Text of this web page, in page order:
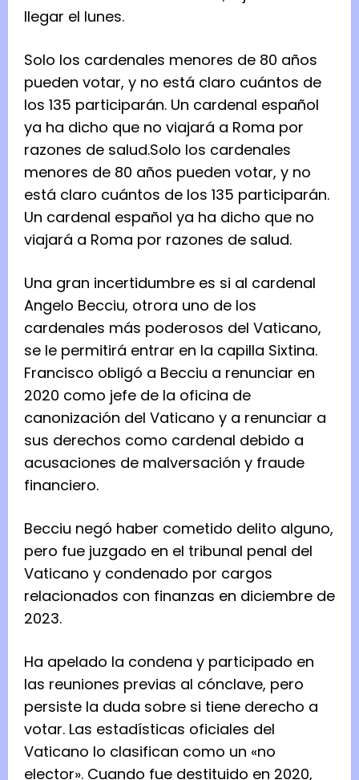
llegar el lunes.
Solo los cardenales menores de 80 años
pueden votar, y no está claro cuántos de
los 135 participarán. Un cardenal español
ya ha dicho que no viajará a Roma por
razones de salud.Solo los cardenales
menores de 80 años pueden votar, y no
está claro cuántos de los 135 participarán.
Un cardenal español ya ha dicho que no
viajará a Roma por razones de salud.
Una gran incertidumbre es si al cardenal
Angelo Becciu, otrora uno de los
cardenales más poderosos del Vaticano,
se le permitirá entrar en la capilla Sixtina.
Francisco obligó a Becciu a renunciar en
2020 como jefe de la oficina de
canonización del Vaticano y a renunciar a
sus derechos como cardenal debido a
acusaciones de malversación y fraude
financiero.
Becciu negó haber cometido delito alguno,
pero fue juzgado en el tribunal penal del
Vaticano y condenado por cargos
relacionados con finanzas en diciembre de
2023.
Ha apelado la condena y participado en
las reuniones previas al cónclave, pero
persiste la duda sobre si tiene derecho a
votar. Las estadísticas oficiales del
Vaticano lo clasifican como un «no
elector». Cuando fue destituido en 2020,